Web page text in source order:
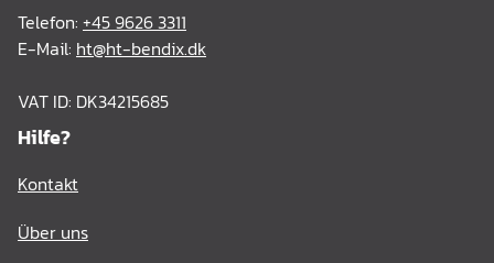
Telefon: +45 9626 3311
E-Mail: ht@ht-bendix.dk
VAT ID: DK34215685
Hilfe?
Kontakt
Über uns